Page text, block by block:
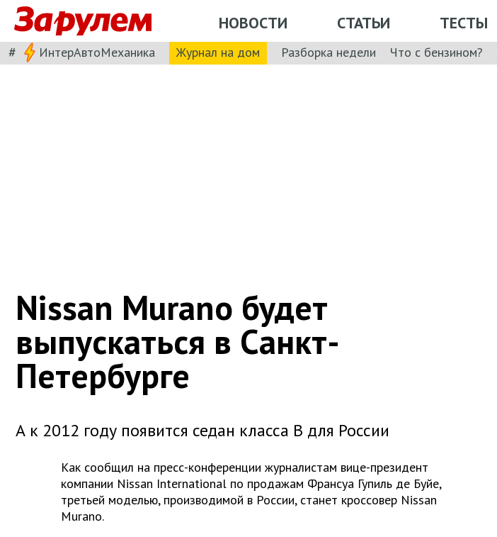
НОВОСТИ СТАТЬИ ТЕСТЫ
# ИнтерАвтоМеханика Журнал на дом Разборка недели Что с бензином?
Nissan Murano будет
выпускаться в Санкт-
Петербурге
А к 2012 году появится седан класса В для России
Как сообщил на пресс-конференции журналистам вице-президент
компании Nissan International по продажам Франсуа Гупиль де Буйе,
третьей моделью, производимой в России, станет кроссовер Nissan
Murano.